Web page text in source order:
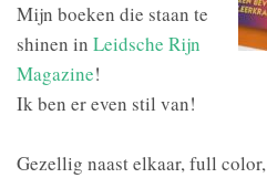
Mijn boeken die staan te
shinen in Leidsche Rijn
Magazine!
Ik ben er even stil van!
Gezellig naast elkaar, full